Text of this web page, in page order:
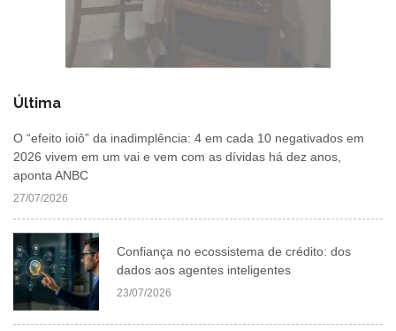
Última
O “efeito ioiô” da inadimplência: 4 em cada 10 negativados em
2026 vivem em um vai e vem com as dívidas há dez anos,
aponta ANBC
27/07/2026
Confiança no ecossistema de crédito: dos
dados aos agentes inteligentes
23/07/2026